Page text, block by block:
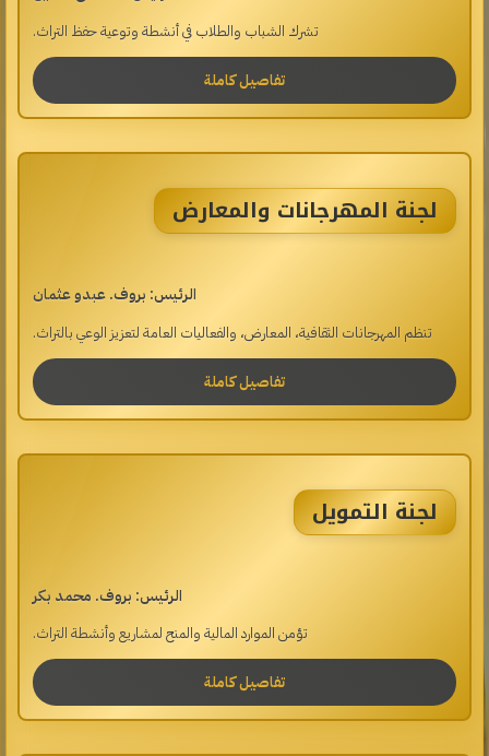
تشرك الشباب والطلاب في أنشطة وتوعية حفظ التراث.
تفاصيل كاملة
لجنة المهرجانات والمعارض
الرئيس: بروف. عبدو عثمان
تنظم المهرجانات الثقافية، المعارض، والفعاليات العامة لتعزيز الوعي بالتراث.
تفاصيل كاملة
لجنة التمويل
الرئيس: بروف. محمد بكر
تؤمن الموارد المالية والمنح لمشاريع وأنشطة التراث.
تفاصيل كاملة